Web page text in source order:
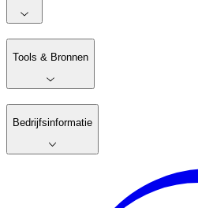
Tools & Bronnen
Bedrijfsinformatie